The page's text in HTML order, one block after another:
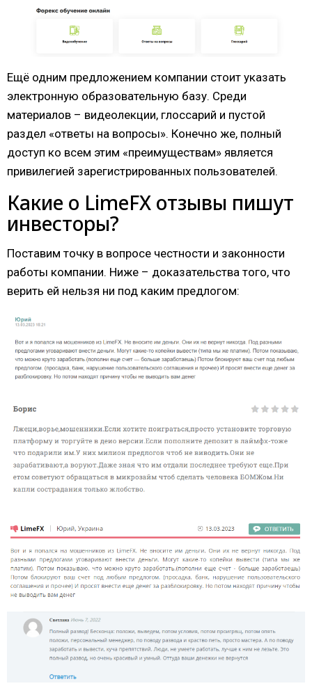
Ещё одним предложением компании стоит указать
электронную образовательную базу. Среди
материалов – видеолекции, глоссарий и пустой
раздел «ответы на вопросы». Конечно же, полный
доступ ко всем этим «преимуществам» является
привилегией зарегистрированных пользователей.
Какие о LimeFX отзывы пишут
инвесторы?
Поставим точку в вопросе честности и законности
работы компании. Ниже – доказательства того, что
верить ей нельзя ни под каким предлогом: